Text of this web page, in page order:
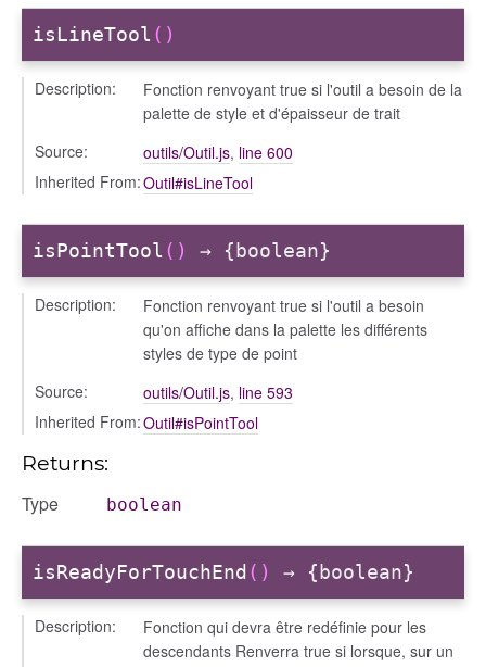
isLineTool ()
Description:
Fonction renvoyant true si l'outil a besoin de la
palette de style et d'épaisseur de trait
Source:
outils/Outil.js, line 600
Inherited From:Outil#isLineTool
isPointTool () → {boolean}
Description:
Fonction renvoyant true si l'outil a besoin
qu'on affiche dans la palette les différents
styles de type de point
Source:
outils/Outil.js, line 593
Inherited From:Outil#isPointTool
Returns:
Type boolean
isReadyForTouchEnd () → {boolean}
Description:
Fonction qui devra être redéfinie pour les
descendants Renverra true si lorsque, sur un